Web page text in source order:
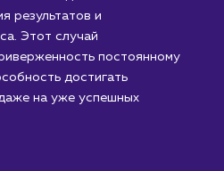
отношении трафика и продаж,
о необходимости
результатов и
Этот случай
постоянному
достигать